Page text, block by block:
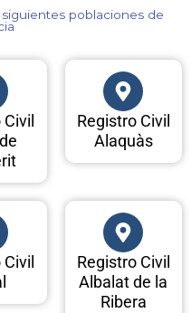
poblaciones de
Registro Civil
Alaquàs
Registro Civil
Albalat de la
Ribera